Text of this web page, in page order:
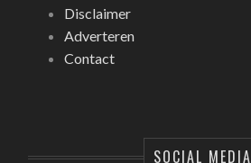
Disclaimer
Adverteren
Contact
SOCIAL MEDIA